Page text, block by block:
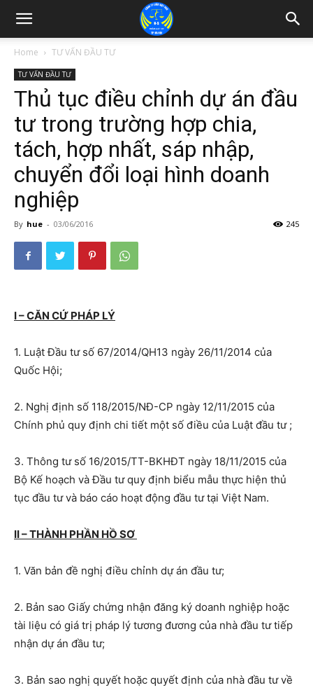
Home TƯ VẤN ĐẦU TƯ
TƯ VẤN ĐẦU TƯ
Thủ tục điều chỉnh dự án đầu
tư trong trường hợp chia,
tách, hợp nhất, sáp nhập,
chuyển đổi loại hình doanh
nghiệp
By hue - 03/06/2016 245
I – CĂN CỨ PHÁP LÝ
1. Luật Đầu tư số 67/2014/QH13 ngày 26/11/2014 của
Quốc Hội;
2. Nghị định số 118/2015/NĐ-CP ngày 12/11/2015 của
Chính phủ quy định chi tiết một số điều của Luật đầu tư ;
3. Thông tư số 16/2015/TT-BKHĐT ngày 18/11/2015 của
Bộ Kế hoạch và Đầu tư quy định biểu mẫu thực hiện thủ
tục đầu tư và báo cáo hoạt động đầu tư tại Việt Nam.
II – THÀNH PHẦN HỒ SƠ
1. Văn bản đề nghị điều chỉnh dự án đầu tư;
2. Bản sao Giấy chứng nhận đăng ký doanh nghiệp hoặc
tài liệu có giá trị pháp lý tương đương của nhà đầu tư tiếp
nhận dự án đầu tư;
3. Bản sao nghị quyết hoặc quyết định của nhà đầu tư về